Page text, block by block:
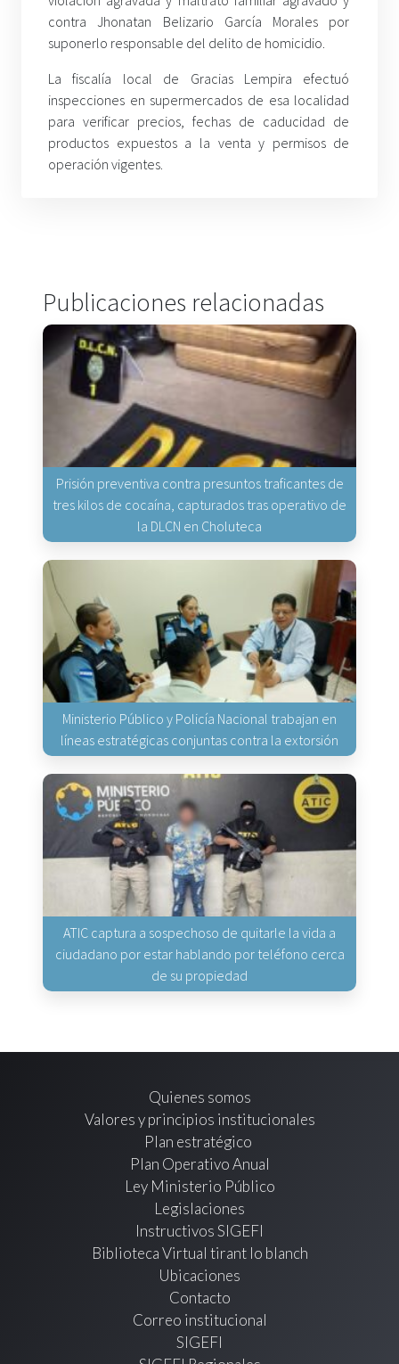
contra Jhonatan Belizario García Morales por
suponerlo responsable del delito de homicidio.
La fiscalía local de Gracias Lempira efectuó
inspecciones en supermercados de esa localidad
para verificar precios, fechas de caducidad de
productos expuestos a la venta y permisos de
operación vigentes.
Publicaciones relacionadas
Prisión preventiva contra presuntos traficantes de
tres kilos de cocaína, capturados tras operativo de
la DLCN en Choluteca
Ministerio Público y Policía Nacional trabajan en
líneas estratégicas conjuntas contra la extorsión
ATIC captura a sospechoso de quitarle la vida a
ciudadano por estar hablando por teléfono cerca
de su propiedad
Quienes somos
Valores y principios institucionales
Plan estratégico
Plan Operativo Anual
Ley Ministerio Público
Legislaciones
Instructivos SIGEFI
Biblioteca Virtual tirant lo blanch
Ubicaciones
Contacto
Correo institucional
SIGEFI